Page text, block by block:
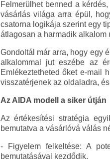
Felmerülhet benned a
vásárlás világa arra épül,
csatorna logikája szerint egy
átlagosan a harmadik alkalom
Gondoltál már arra, hogy egy
alkalommal jut eszébe az
Emlékeztetheted őket e-mail
visszatérjenek az oldaladra,
Az AIDA modell a siker útján
Az értékesítési stratégia
bemutatva a vásárlóvá válás
- Figyelem felkeltése: A
bemutatásával kezdődik.